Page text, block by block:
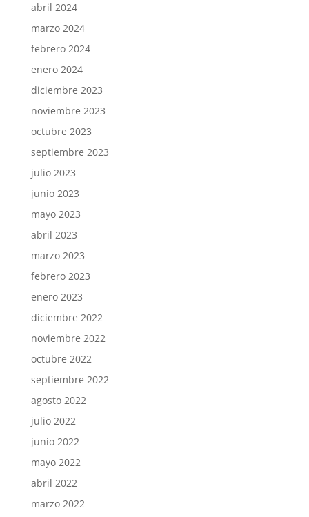
abril 2024
marzo 2024
febrero 2024
enero 2024
diciembre 2023
noviembre 2023
octubre 2023
septiembre 2023
julio 2023
junio 2023
mayo 2023
abril 2023
marzo 2023
febrero 2023
enero 2023
diciembre 2022
noviembre 2022
octubre 2022
septiembre 2022
agosto 2022
julio 2022
junio 2022
mayo 2022
abril 2022
marzo 2022